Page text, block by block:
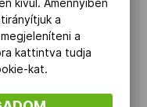
kívül. Amennyiben
a
a
kattintva tudja
kat.